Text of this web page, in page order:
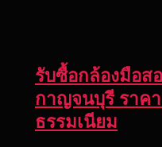
รับซื้อกล้องมือส
กาญจนบุรี ราค
ธรรมเนียม